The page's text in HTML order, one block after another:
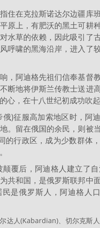
住在克拉斯诺达尔边疆库
原上，有肥沃的黑土可耕
水草的依赖，因此吸引了
呼啸的黑海沿岸，进入了
，阿迪格先祖们信奉基督
断地将伊斯兰传教士送进
心，在十八世纪初成功吹起
)征服高加索地区时，阿
。留在俄国的余民，则被
的行政区，成为少数群体
覆后，阿迪格人建立了
共和国，是俄罗斯联邦中
是俄罗斯人，阿迪格人
达人(Kabardian)、切尔克斯